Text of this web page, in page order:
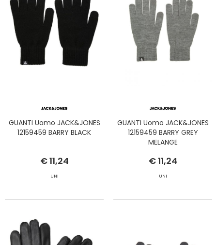
GUANTI Uomo JACK&JONES
12159459 BARRY BLACK
€ 11,24
UNI
GUANTI Uomo JACK&JONES
12159459 BARRY GREY
MELANGE
€ 11,24
UNI